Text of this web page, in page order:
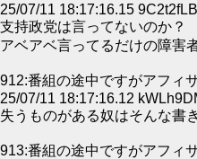
25/07/11 18:17:16.15
支持政党は言ってないのか？
アベアベ言ってるだけの障害
912:番組の途中ですがアフィ
25/07/11 18:17:16.12
失うものがある奴はそんな書
913:番組の途中ですがアフィ